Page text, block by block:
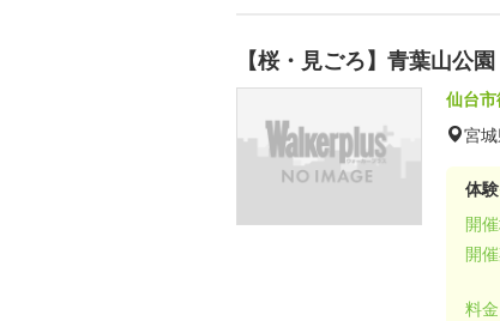
【桜・見ごろ】青葉山公園
仙台
宮
体
開
開
料金